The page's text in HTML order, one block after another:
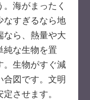
海がまったく
なすぎるなら地
なら、熱量や大
純な生物を置
。生物がすぐ減
合図です。文明
させます。